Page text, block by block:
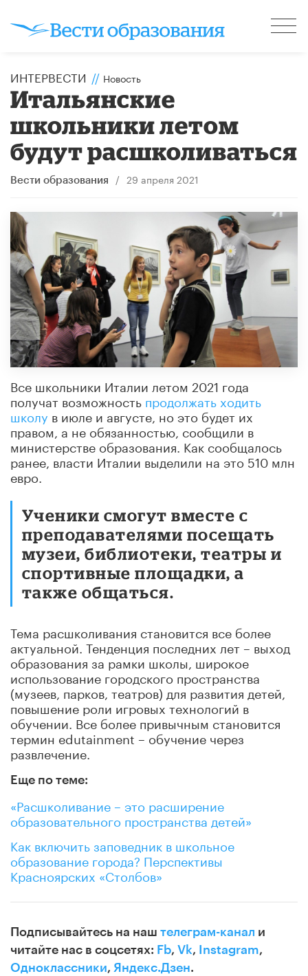
ИНТЕРВЕСТИ // Новость
Итальянские
школьники летом
будут расшколиваться
Вести образования / 29 апреля 2021
Все школьники Италии летом 2021 года
получат возможность продолжать ходить
школу в июле и августе, но это будет их
правом, а не обязанностью, сообщили в
министерстве образования. Как сообщалось
ранее, власти Италии выделили на это 510 млн
евро.
Ученики смогут вместе с
преподавателями посещать
музеи, библиотеки, театры и
спортивные площадки, а
также общаться.
Тема расшколивания становится все более
актуальной. Тенденция последних лет – выход
образования за рамки школы, широкое
использование городского пространства
(музеев, парков, театров) для развития детей,
повышение роли игровых технологий в
обучении. Все более привычным становится
термин edutainment – обучение через
развлечение.
Еще по теме:
«Расшколивание – это расширение
образовательного пространства детей»
Как включить заповедник в школьное
образование города? Перспективы
Красноярских «Столбов»
Подписывайтесь на наш телеграм-канал и
читайте нас в соцсетях: Fb, Vk, Instagram,
Одноклассники, Яндекс.Дзен.